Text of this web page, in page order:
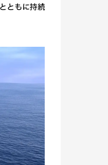
ともに持続